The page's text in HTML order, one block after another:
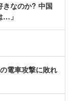
きなのか? 中国
…」
電車攻撃に敗れ